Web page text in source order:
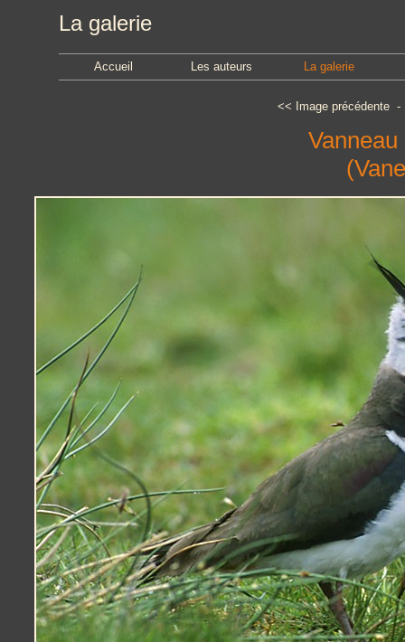
La galerie
Accueil Les auteurs La galerie
<< Image précédente